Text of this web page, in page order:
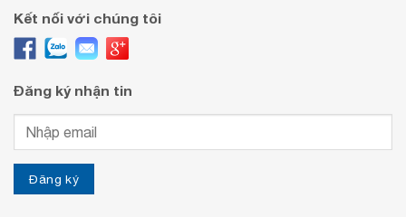
Kết nối với chúng tôi
Đăng ký nhận tin